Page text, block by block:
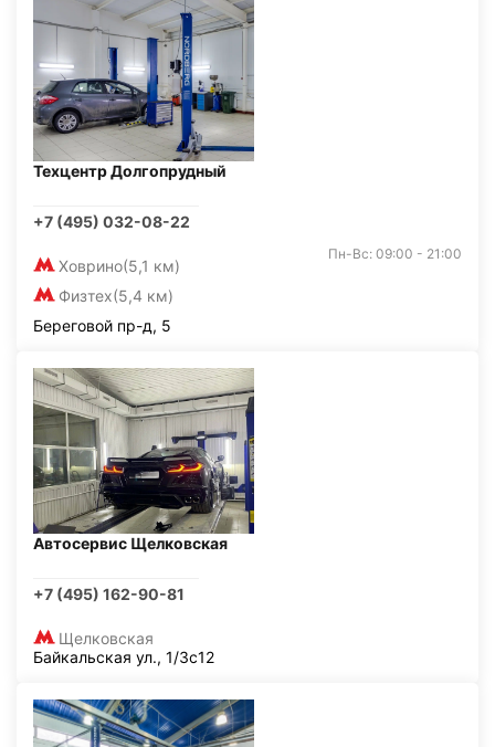
Техцентр Долгопрудный
+7 (495) 032-08-22
Ховрино(5,1 км)
Физтех(5,4 км)
Пн-Вс: 09:00 - 21:00
Береговой пр-д, 5
Автосервис Щелковская
+7 (495) 162-90-81
Щелковская
Байкальская ул., 1/3с12